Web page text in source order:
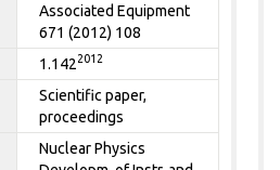
Associated Equipment
671 (2012) 108
1.1422012
Scientific paper,
proceedings
Nuclear Physics